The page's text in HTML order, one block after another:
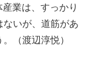
業は、すっかり
いが、道筋があ
（渡辺淳悦）